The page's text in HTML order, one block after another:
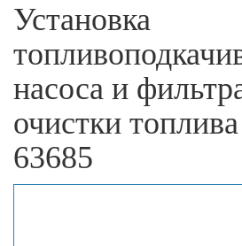
Установка
насоса и
очистки
63685